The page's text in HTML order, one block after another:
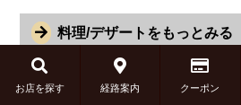
料理/デザートをもっとみる
お店を探す 経路案内 クーポン